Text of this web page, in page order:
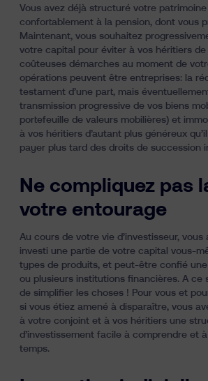
Vous avez déjà structuré votre
confortablement à la pension, dont vous
Maintenant, vous souhaitez
votre capital pour éviter à vos héritiers
coûteuses démarches au moment de
opérations peuvent être entreprises:
la
testament d’une part, mais
transmission progressive de vos biens
portefeuille de valeurs mobilières) et
à vos héritiers d’autant plus généreux
payer plus tard des droits de succession
Ne compliquez pas
votre entourage
Au cours de votre vie d’investisseur,
investi une partie de votre capital vous-
types de produits, et peut-être confié
ou plusieurs institutions financières. A ce
de simplifier les choses ! Pour vous et
si vous étiez amené à disparaître, vous
à votre conjoint et à vos héritiers une
d’investissement facile à comprendre et
temps.